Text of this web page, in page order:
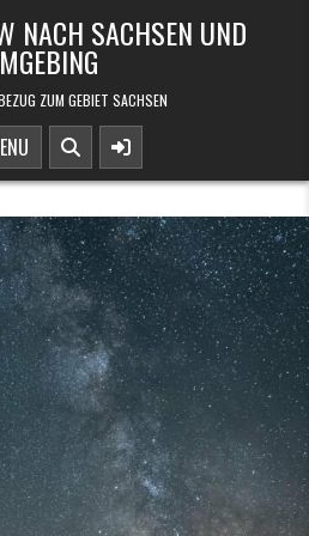
NACH SACHSEN UND
ZUM GEBIET SACHSEN